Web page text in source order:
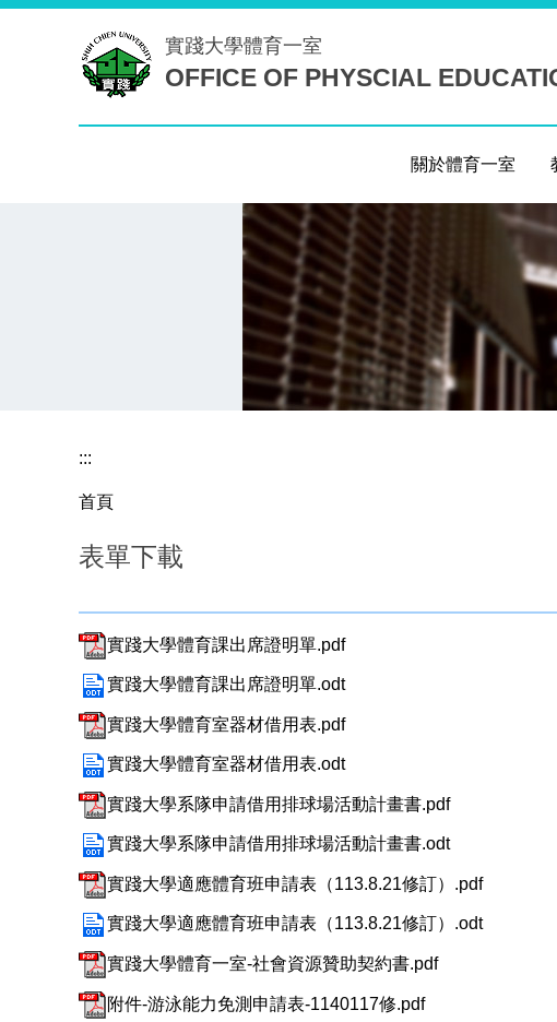
實踐大學體育一室
OFFICE OF PHYSCIAL
關於體育一室
:::
首頁
表單下載
實踐大學體育課出席證明單.pdf
實踐大學體育課出席證明單.odt
實踐大學體育室器材借用表.pdf
實踐大學體育室器材借用表.odt
實踐大學系隊申請借用排球場活動計畫書.pdf
實踐大學系隊申請借用排球場活動計畫書.odt
實踐大學適應體育班申請表（113.8.21修訂）.pdf
實踐大學適應體育班申請表（113.8.21修訂）.odt
實踐大學體育一室-社會資源贊助契約書.pdf
附件-游泳能力免測申請表-1140117修.pdf